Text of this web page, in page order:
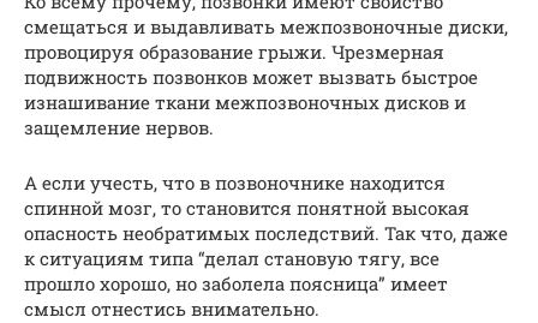
смещаться и выдавливать межпозвоночные диски,
провоцируя образование грыжи. Чрезмерная
подвижность позвонков может вызвать быстрое
изнашивание ткани межпозвоночных дисков и
защемление нервов.
А если учесть, что в позвоночнике находится
спинной мозг, то становится понятной высокая
опасность необратимых последствий. Так что, даже
к ситуациям типа “делал становую тягу, все
прошло хорошо, но заболела поясница” имеет
смысл отнестись внимательно.